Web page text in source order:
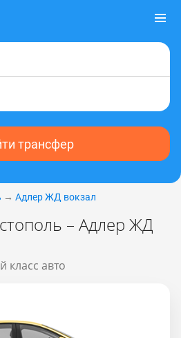
трансфер
→ Адлер ЖД вокзал
– Адлер ЖД
класс авто